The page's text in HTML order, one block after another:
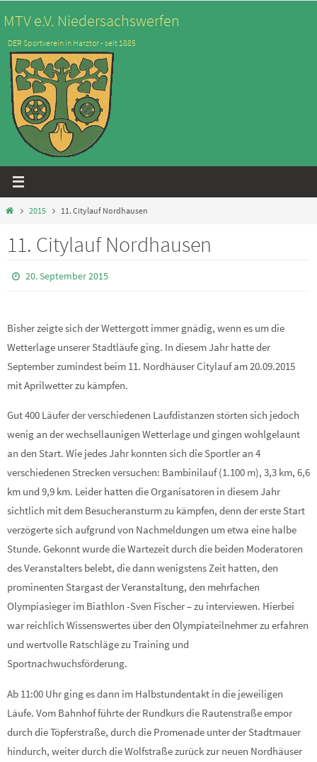
Inhalt
springen
MTV e.V. Niedersachswerfen
DER Sportverein in Harztor - seit 1885
Start2015 11. Citylauf Nordhausen
11. Citylauf Nordhausen
20. September 2015
Bisher zeigte sich der Wettergott immer gnädig, wenn es um die
Wetterlage unserer Stadtläufe ging. In diesem Jahr hatte der
September zumindest beim 11. Nordhäuser Citylauf am 20.09.2015
mit Aprilwetter zu kämpfen.
Gut 400 Läufer der verschiedenen Laufdistanzen störten sich jedoch
wenig an der wechsellaunigen Wetterlage und gingen wohlgelaunt
an den Start. Wie jedes Jahr konnten sich die Sportler an 4
verschiedenen Strecken versuchen: Bambinilauf (1.100 m), 3,3 km, 6,6
km und 9,9 km. Leider hatten die Organisatoren in diesem Jahr
sichtlich mit dem Besucheransturm zu kämpfen, denn der erste Start
verzögerte sich aufgrund von Nachmeldungen um etwa eine halbe
Stunde. Gekonnt wurde die Wartezeit durch die beiden Moderatoren
des Veranstalters belebt, die dann wenigstens Zeit hatten, den
prominenten Stargast der Veranstaltung, den mehrfachen
Olympiasieger im Biathlon -Sven Fischer – zu interviewen. Hierbei
war reichlich Wissenswertes über den Olympiateilnehmer zu erfahren
und wertvolle Ratschläge zu Training und
Sportnachwuchsförderung.
Ab 11:00 Uhr ging es dann im Halbstundentakt in die jeweiligen
Läufe. Vom Bahnhof führte der Rundkurs die Rautenstraße empor
durch die Töpferstraße, durch die Promenade unter der Stadtmauer
hindurch, weiter durch die Wolfstraße zurück zur neuen Nordhäuser